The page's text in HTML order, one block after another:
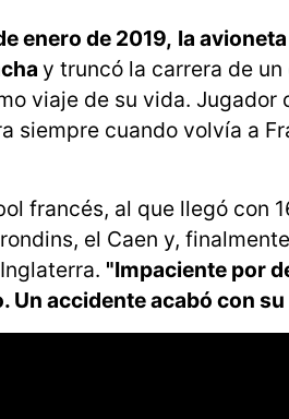
enero de 2019, la
y truncó la carrera de
viaje de su vida. Jugador
siempre cuando volvía a
francés, al que llegó con
el Caen y,
"Impaciente por
Un accidente acabó con